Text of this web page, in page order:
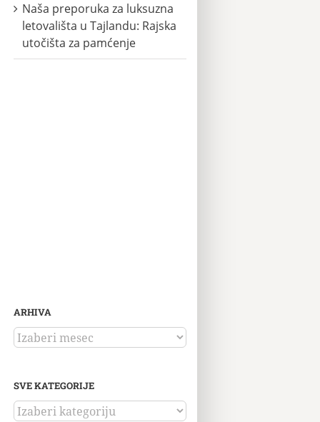
Naša preporuka za luksuzna
letovališta u Tajlandu: Rajska
utočišta za pamćenje
ARHIVA
ARHIVA
SVE KATEGORIJE
SVE